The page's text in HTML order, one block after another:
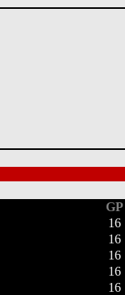
GP
16
16
16
16
16